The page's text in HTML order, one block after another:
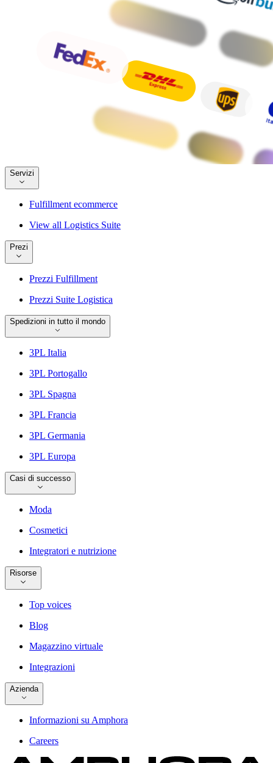
Servizi
Fulfillment ecommerce
View all Logistics Suite
Prezi
Prezzi Fulfillment
Prezzi Suite Logistica
Spedizioni in tutto il mondo
3PL Italia
3PL Portogallo
3PL Spagna
3PL Francia
3PL Germania
3PL Europa
Casi di successo
Moda
Cosmetici
Integratori e nutrizione
Risorse
Top voices
Blog
Magazzino virtuale
Integrazioni
Azienda
Informazioni su Amphora
Careers